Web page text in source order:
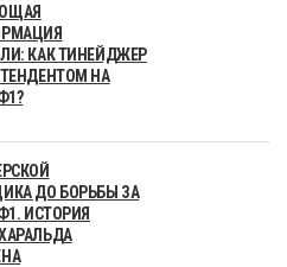
КАК ТИНЕЙДЖЕР
НА
ДО БОРЬБЫ ЗА
ИСТОРИЯ